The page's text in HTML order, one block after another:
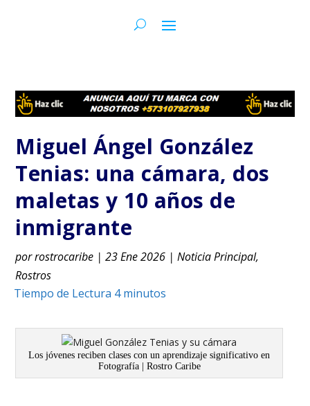
Miguel Ángel González
Tenias: una cámara, dos
maletas y 10 años de
inmigrante
porrostrocaribe |23 Ene 2026 |Noticia Principal,
Rostros
Los jóvenes reciben clases con un aprendizaje significativo en
Fotografía | Rostro Caribe